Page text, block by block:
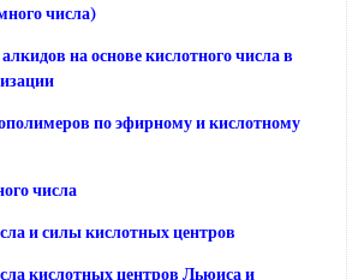
числа)
на основе кислотного числа в
по эфирному и кислотному
числа
и силы кислотных центров
кислотных центров Льюиса и